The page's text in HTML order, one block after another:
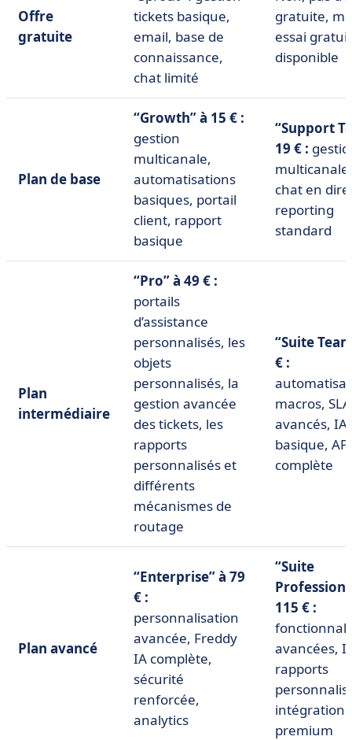
Offre
gratuite
tickets basique,
email, base de
connaissance,
chat limité
gratuite,
essai gratuit
disponible
Plan de base
“Growth” à 15 € :
gestion
multicanale,
automatisations
basiques, portail
client, rapport
basique
“Support
19 € :
chat en
reporting
standard
Plan
intermédiaire
“Pro” à 49 € :
portails
d’assistance
personnalisés, les
objets
personnalisés, la
gestion avancée
des tickets, les
rapports
personnalisés et
différents
mécanismes de
routage
“Suite
€ :
macros, SLA
avancés, IA
basique, API
complète
Plan avancé
“Enterprise” à 79
€ :
personnalisation
avancée, Freddy
IA complète,
sécurité
renforcée,
analytics
“Suite
115 € :
avancées,
rapports
intégrations
premium